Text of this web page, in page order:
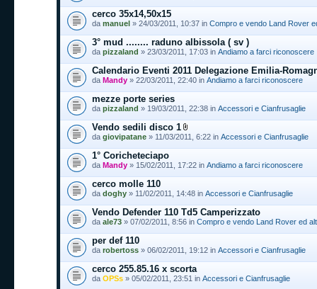
cerco 35x14,50x15
da manuel » 24/03/2011, 10:37 in Compro e vendo Land Rover
3° mud ........ raduno albissola ( sv )
da pizzaland » 23/03/2011, 17:03 in Andiamo a farci riconoscere
Calendario Eventi 2011 Delegazione Emilia-
da Mandy » 22/03/2011, 22:40 in Andiamo a farci riconoscere
mezze porte series
da pizzaland » 19/03/2011, 22:38 in Accessori e Cianfrusaglie
Vendo sedili disco 1
da giovipatane » 11/03/2011, 6:22 in Accessori e Cianfrusaglie
1° Coricheteciapo
da Mandy » 15/02/2011, 17:22 in Andiamo a farci riconoscere
cerco molle 110
da doghy » 11/02/2011, 14:48 in Accessori e Cianfrusaglie
Vendo Defender 110 Td5 Camperizzato
da ale73 » 07/02/2011, 8:56 in Compro e vendo Land Rover ed
per def 110
da robertoss » 06/02/2011, 19:12 in Accessori e Cianfrusaglie
cerco 255.85.16 x scorta
da OPSs » 05/02/2011, 23:51 in Accessori e Cianfrusaglie